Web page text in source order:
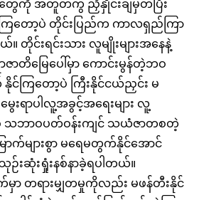
ေကို အတူတကွ ညှိနှိုင်းချမှတ်ပြီး
ြတော့ပဲ တိုင်းပြည်က ကာလရှည်ကြာ
တိုင်းရင်းသား လူမျိုးများအနေနဲ့
ာတိမြေပေါ်မှာ ကောင်းမွန်တဲ့ဘဝ
ြတော့ပဲ ကြီးနိုင်ငယ်ညှင်း မ
ေးရာပါလူ့အခွင့်အရေးများ လူ့
သဘာဝပတ်ဝန်းကျင် သယံဇာတစတဲ့
ောက်များစွာ မရေမတွက်နိုင်အောင်
းဆုံးရှုံးနစ်နာခဲ့ရပါတယ်။
ာ တရားမျှတမှုကိုလည်း မဖန်တီးနိုင်